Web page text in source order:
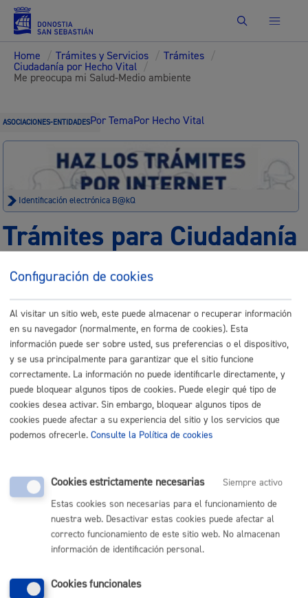
Buscar
Home / Trámites y Servicios / Trámites /
Ciudadanía por Hecho Vital /
Me preocupa mi Salud-Medio ambiente
ASOCIACIONES-ENTIDADESPor TemaPor Hecho Vital
Identificación electrónica B@kQ
Trámites para Ciudadanía
Sede electrónica Nota legal
Buscar
Listado completo de Trámites
Me preocupa mi Salud-Medio ambiente
Animales
Medio ambiente y sostenibilidad
Salud pública
Volver al índice Volver atrás
Configuración de cookies
Al visitar un sitio web, este puede almacenar o recuperar información
en su navegador (normalmente, en forma de cookies). Esta
información puede ser sobre usted, sus preferencias o el dispositivo,
y se usa principalmente para garantizar que el sitio funcione
correctamente. La información no puede identificarle directamente, y
puede bloquear algunos tipos de cookies. Puede elegir qué tipo de
cookies desea activar. Sin embargo, bloquear algunos tipos de
cookies puede afectar a su experiencia del sitio y los servicios que
podemos ofrecerle. Consulte la Política de cookies
Cookies estrictamente necesarias
Siempre activo
Estas cookies son necesarias para el funcionamiento de
nuestra web. Desactivar estas cookies puede afectar al
correcto funcionamiento de este sitio web. No almacenan
información de identificación personal.
Cookies funcionales